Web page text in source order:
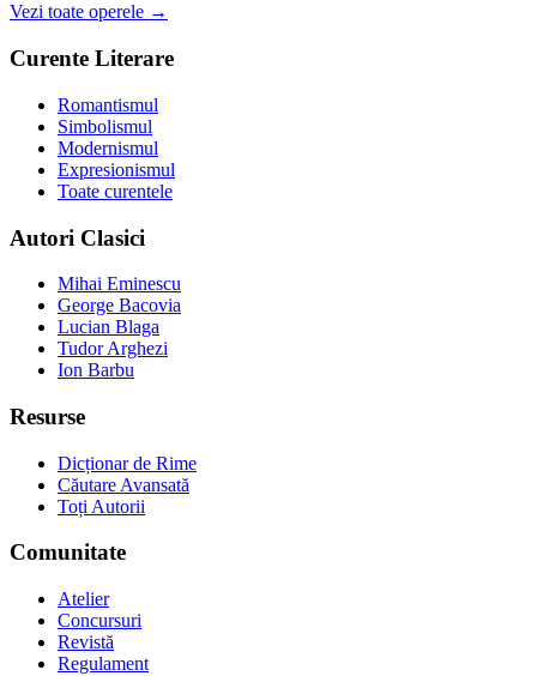
Vezi toate operele →
Curente Literare
Romantismul
Simbolismul
Modernismul
Expresionismul
Toate curentele
Autori Clasici
Mihai Eminescu
George Bacovia
Lucian Blaga
Tudor Arghezi
Ion Barbu
Resurse
Dicționar de Rime
Căutare Avansată
Toți Autorii
Comunitate
Atelier
Concursuri
Revistă
Regulament